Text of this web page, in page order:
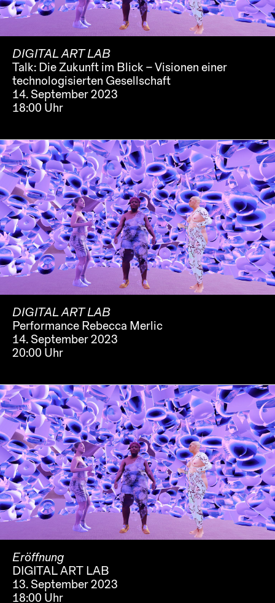
DIGITAL ART LAB
Talk: Die Zukunft im Blick – Visionen einer
technologisierten Gesellschaft
14. September 2023
18:00 Uhr
DIGITAL ART LAB
Performance Rebecca Merlic
14. September 2023
20:00 Uhr
Eröffnung
DIGITAL ART LAB
13. September 2023
18:00 Uhr